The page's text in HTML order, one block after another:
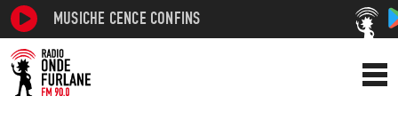
MUSICHE CENCE CONFINS